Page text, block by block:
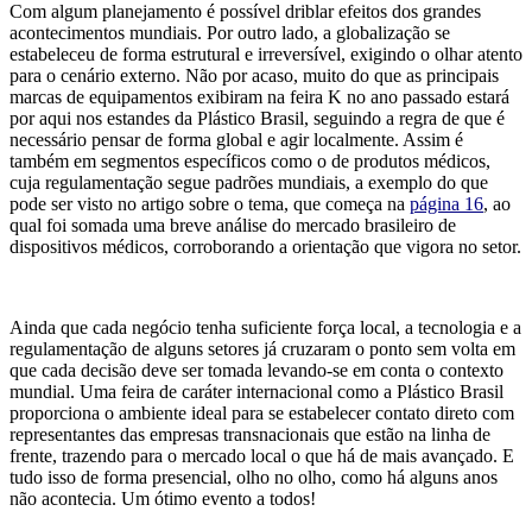
Com algum planejamento é possível driblar efeitos dos grandes
acontecimentos mundiais. Por outro lado, a globalização se
estabeleceu de forma estrutural e irreversível, exigindo o olhar atento
para o cenário externo. Não por acaso, muito do que as principais
marcas de equipamentos exibiram na feira K no ano passado estará
por aqui nos estandes da Plástico Brasil, seguindo a regra de que é
necessário pensar de forma global e agir localmente. Assim é
também em segmentos específicos como o de produtos médicos,
cuja regulamentação segue padrões mundiais, a exemplo do que
pode ser visto no artigo sobre o tema, que começa na página 16, ao
qual foi somada uma breve análise do mercado brasileiro de
dispositivos médicos, corroborando a orientação que vigora no setor.
Ainda que cada negócio tenha suficiente força local, a tecnologia e a
regulamentação de alguns setores já cruzaram o ponto sem volta em
que cada decisão deve ser tomada levando-se em conta o contexto
mundial. Uma feira de caráter internacional como a Plástico Brasil
proporciona o ambiente ideal para se estabelecer contato direto com
representantes das empresas transnacionais que estão na linha de
frente, trazendo para o mercado local o que há de mais avançado. E
tudo isso de forma presencial, olho no olho, como há alguns anos
não acontecia. Um ótimo evento a todos!